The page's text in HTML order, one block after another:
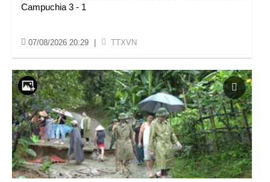
Campuchia 3 - 1
07/08/2026 20:29 TTXVN